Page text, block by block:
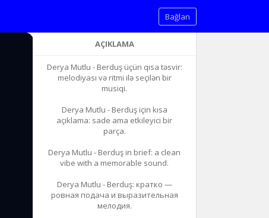
Bağlan
AÇIKLAMA
Derya Mutlu - Berduş üçün qısa təsvir:
melodiyası və ritmi ilə seçilən bir
musiqi.
Derya Mutlu - Berduş için kısa
açıklama: sade ama etkileyici bir
parça.
Derya Mutlu - Berduş in brief: a clean
vibe with a memorable sound.
Derya Mutlu - Berduş: кратко —
ровная подача и выразительная
мелодия.